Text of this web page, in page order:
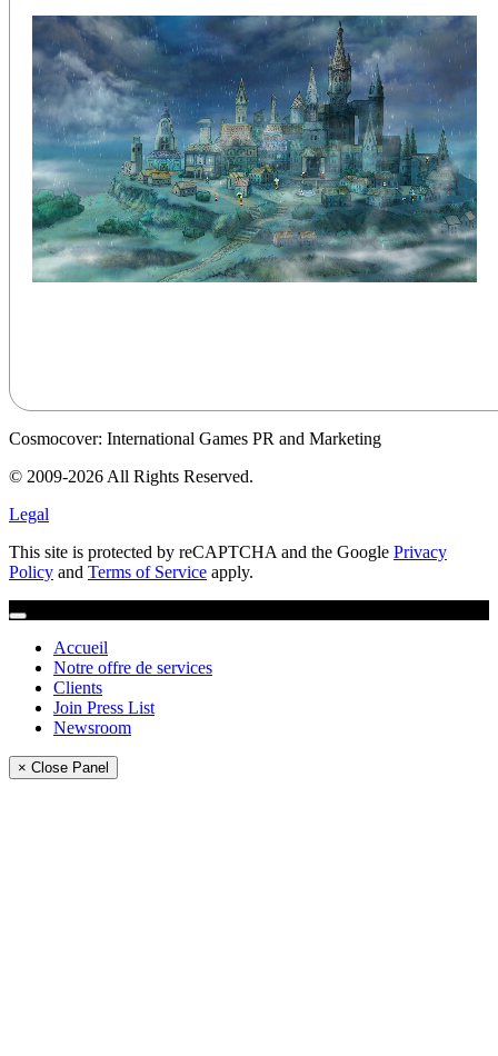
Cosmocover: International Games PR and Marketing
© 2009-2026 All Rights Reserved.
Legal
This site is protected by reCAPTCHA and the Google Privacy
Policy and Terms of Service apply.
Accueil
Notre offre de services
Clients
Join Press List
Newsroom
× Close Panel